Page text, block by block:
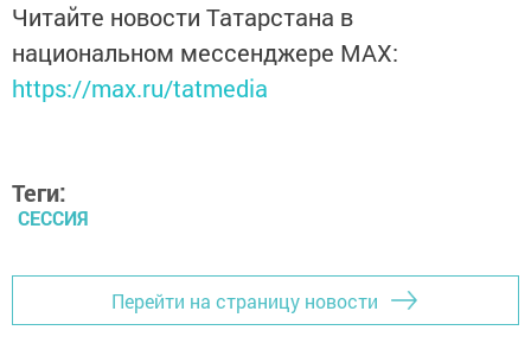
Читайте новости Татарстана в
национальном мессенджере MАХ:
https://max.ru/tatmedia
Теги:
СЕССИЯ
Перейти на страницу новости